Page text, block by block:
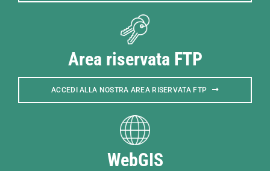
Area riservata FTP
ACCEDI ALLA NOSTRA AREA RISERVATA FTP
WebGIS